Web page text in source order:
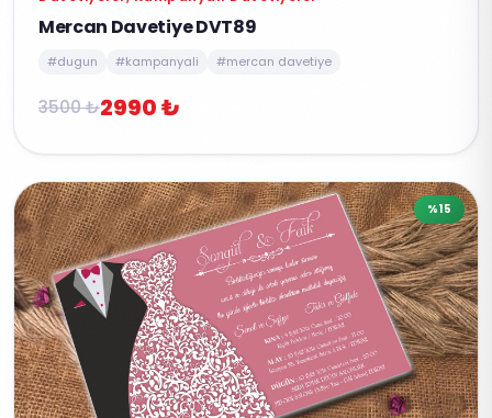
Mercan Davetiye DVT89
#dugun #kampanyali #mercan davetiye
3500 ₺2990 ₺
%15